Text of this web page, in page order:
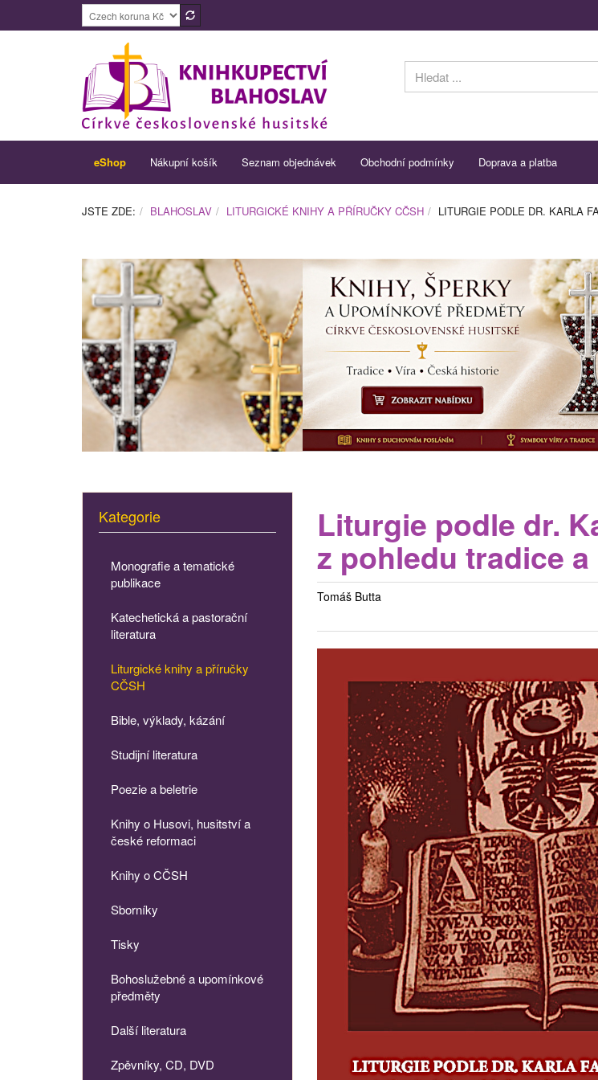
eShop Nákupní košík Seznam objednávek Obchodní podmínky Doprava a platba
JSTE ZDE: BLAHOSLAV LITURGICKÉ KNIHY A PŘÍRUČKY CČSH LITURGIE PODLE DR. KARLA
Liturgie podle dr.
z pohledu tradice
Tomáš Butta
Kategorie
Monografie a tematické
publikace
Katechetická a pastorační
literatura
Liturgické knihy a příručky
CČSH
Bible, výklady, kázání
Studijní literatura
Poezie a beletrie
Knihy o Husovi, husitství a
české reformaci
Knihy o CČSH
Sborníky
Tisky
Bohoslužebné a upomínkové
předměty
Další literatura
Zpěvníky, CD, DVD